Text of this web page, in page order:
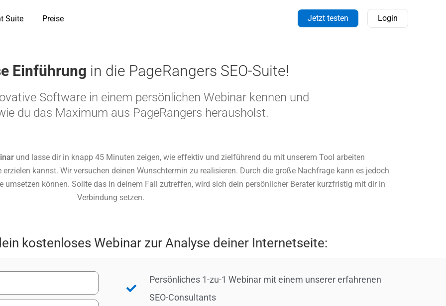
Suite Preise Jetzt testen Login
Einführung in die PageRangers SEO-Suite!
Software in einem persönlichen Webinar kennen und
du das Maximum aus PageRangers herausholst.
und lasse dir in knapp 45 Minuten zeigen, wie effektiv und zielführend du mit unserem Tool arbeiten
kannst. Wir versuchen deinen Wunschtermin zu realisieren. Durch die große Nachfrage kann es jedoch
können. Sollte das in deinem Fall zutreffen, wird sich dein persönlicher Berater kurzfristig mit dir in
Verbindung setzen.
kostenloses Webinar zur Analyse deiner Internetseite:
Persönliches 1-zu-1 Webinar mit einem unserer erfahrenen
SEO-Consultants